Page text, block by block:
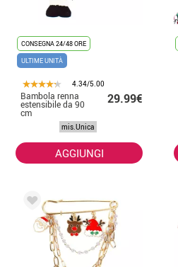
CONSEGNA 24/48 ORE
ULTIME UNITÀ
4.34/5.00
Bambola renna
estensibile da 90
cm
29.99€
mis.Unica
AGGIUNGI